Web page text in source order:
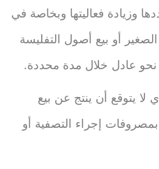
وزيادة فعاليتها وبخاصة في
أو بيع أصول التفليسة
نحو عادل خلال مدة محددة.
لا يتوقع أن ينتج عن بيع
إجراء التصفية أو